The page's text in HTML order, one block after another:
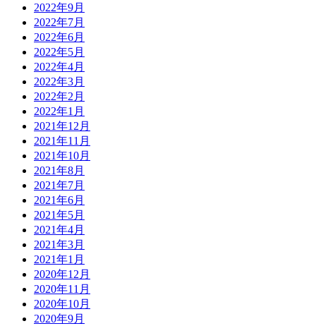
2022年9月
2022年7月
2022年6月
2022年5月
2022年4月
2022年3月
2022年2月
2022年1月
2021年12月
2021年11月
2021年10月
2021年8月
2021年7月
2021年6月
2021年5月
2021年4月
2021年3月
2021年1月
2020年12月
2020年11月
2020年10月
2020年9月